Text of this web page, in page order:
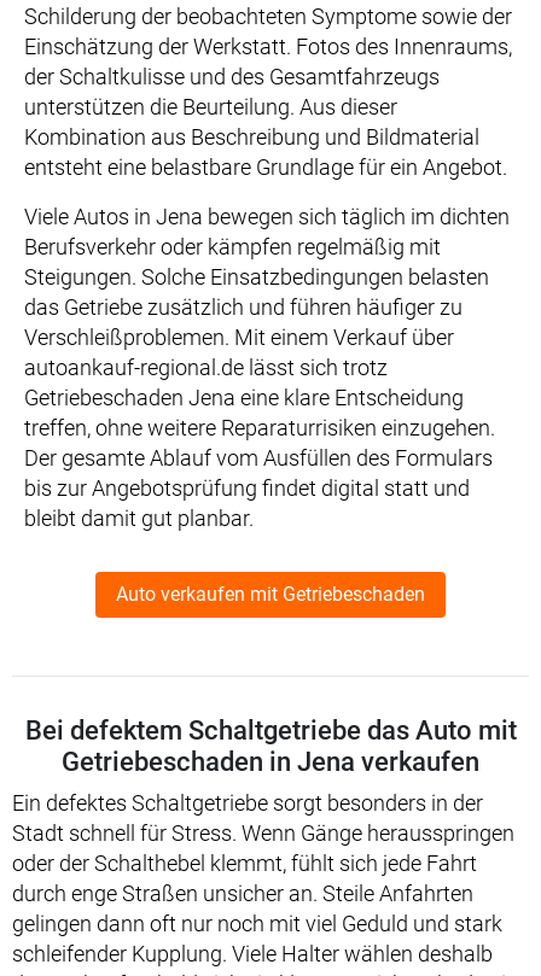
Schilderung der beobachteten Symptome sowie der
Einschätzung der Werkstatt. Fotos des Innenraums,
der Schaltkulisse und des Gesamtfahrzeugs
unterstützen die Beurteilung. Aus dieser
Kombination aus Beschreibung und Bildmaterial
entsteht eine belastbare Grundlage für ein Angebot.
Viele Autos in Jena bewegen sich täglich im dichten
Berufsverkehr oder kämpfen regelmäßig mit
Steigungen. Solche Einsatzbedingungen belasten
das Getriebe zusätzlich und führen häufiger zu
Verschleißproblemen. Mit einem Verkauf über
autoankauf-regional.de lässt sich trotz
Getriebeschaden Jena eine klare Entscheidung
treffen, ohne weitere Reparaturrisiken einzugehen.
Der gesamte Ablauf vom Ausfüllen des Formulars
bis zur Angebotsprüfung findet digital statt und
bleibt damit gut planbar.
Auto verkaufen mit Getriebeschaden
Bei defektem Schaltgetriebe das Auto mit
Getriebeschaden in Jena verkaufen
Ein defektes Schaltgetriebe sorgt besonders in der
Stadt schnell für Stress. Wenn Gänge herausspringen
oder der Schalthebel klemmt, fühlt sich jede Fahrt
durch enge Straßen unsicher an. Steile Anfahrten
gelingen dann oft nur noch mit viel Geduld und stark
schleifender Kupplung. Viele Halter wählen deshalb